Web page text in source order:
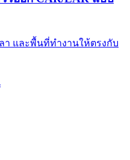
า และพื้นที่ทำงานให้ตรงกับ